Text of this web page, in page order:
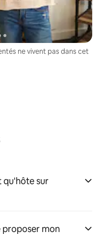
ne vivent pas dans cet
qu'hôte sur
proposer mon